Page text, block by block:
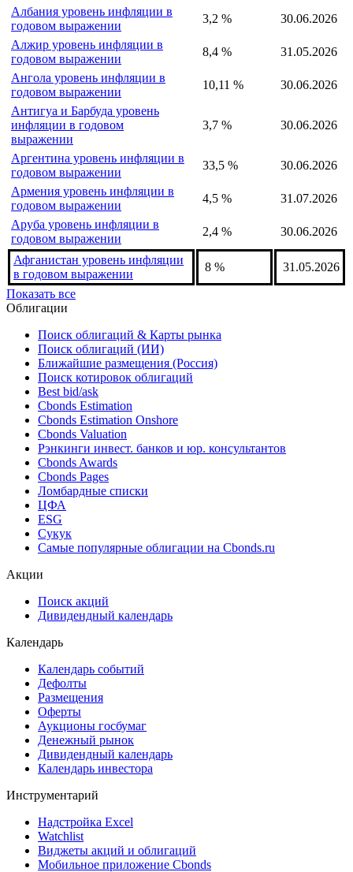
Албания уровень инфляции в
годовом выражении
3,2 %
30.06.2026
Алжир уровень инфляции в
годовом выражении
8,4 %
31.05.2026
Ангола уровень инфляции в
годовом выражении
10,11 %
30.06.2026
Антигуа и Барбуда уровень
инфляции в годовом
выражении
3,7 % 30.06.2026
Аргентина уровень инфляции в
годовом выражении
33,5 %
30.06.2026
Армения уровень инфляции в
годовом выражении
4,5 %
31.07.2026
Аруба уровень инфляции в
годовом выражении
2,4 % 30.06.2026
Афганистан уровень инфляции
в годовом выражении
8 %
31.05.2026
Показать все
Облигации
Поиск облигаций & Карты рынка
Поиск облигаций (ИИ)
Ближайшие размещения (Россия)
Поиск котировок облигаций
Best bid/ask
Cbonds Estimation
Cbonds Estimation Onshore
Cbonds Valuation
Рэнкинги инвест. банков и юр. консультантов
Cbonds Awards
Cbonds Pages
Ломбардные списки
ЦФА
ESG
Сукук
Самые популярные облигации на Cbonds.ru
Акции
Поиск акций
Дивидендный календарь
Календарь
Календарь событий
Дефолты
Размещения
Оферты
Аукционы госбумаг
Денежный рынок
Дивидендный календарь
Календарь инвестора
Инструментарий
Надстройка Excel
Watchlist
Виджеты акций и облигаций
Мобильное приложение Cbonds